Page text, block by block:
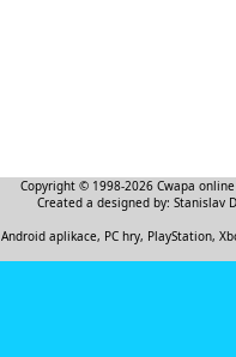
Copyright © 1998-2026 Cwapa
Created a designed by: Stanislav
Android aplikace, PC hry, PlayStation,